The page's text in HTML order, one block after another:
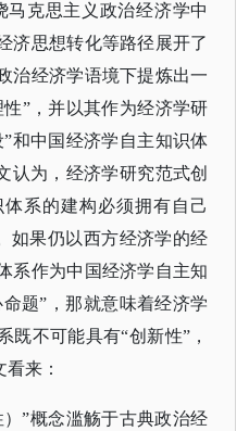
马克思主义政治经济学中
济思想转化等路径展开了
治经济学语境下提炼出一
”，并以其作为经济学研
和中国经济学自主知识体
认为，经济学研究范式创
系的建构必须拥有自己
如果仍以西方经济学的经
系作为中国经济学自主知
题”，那就意味着经济学
既不可能具有“创新性”，
来：
”概念滥觞于古典政治经